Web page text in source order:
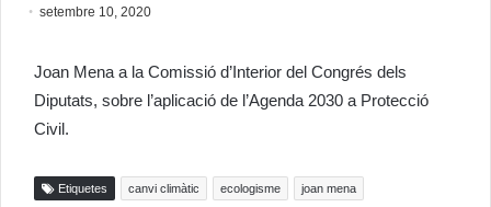
setembre 10, 2020
Joan Mena a la Comissió d’Interior del Congrés dels
Diputats, sobre l’aplicació de l’Agenda 2030 a Protecció
Civil.
Etiquetes canvi climàtic ecologisme joan mena